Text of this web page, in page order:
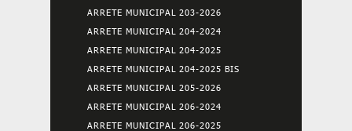
ARRETE MUNICIPAL 203-2026
ARRETE MUNICIPAL 204-2024
ARRETE MUNICIPAL 204-2025
ARRETE MUNICIPAL 204-2025 BIS
ARRETE MUNICIPAL 205-2026
ARRETE MUNICIPAL 206-2024
ARRETE MUNICIPAL 206-2025